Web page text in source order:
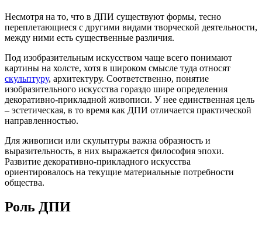
Несмотря на то, что в ДПИ существуют формы, тесно
переплетающиеся с другими видами творческой деятельности,
между ними есть существенные различия.
Под изобразительным искусством чаще всего понимают
картины на холсте, хотя в широком смысле туда относят
скульптуру, архитектуру. Соответственно, понятие
изобразительного искусства гораздо шире определения
декоративно-прикладной живописи. У нее единственная цель
– эстетическая, в то время как ДПИ отличается практической
направленностью.
Для живописи или скульптуры важна образность и
выразительность, в них выражается философия эпохи.
Развитие декоративно-прикладного искусства
ориентировалось на текущие материальные потребности
общества.
Роль ДПИ